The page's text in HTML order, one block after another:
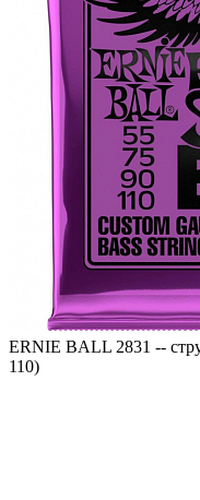
ERNIE BALL 2831 --
110)